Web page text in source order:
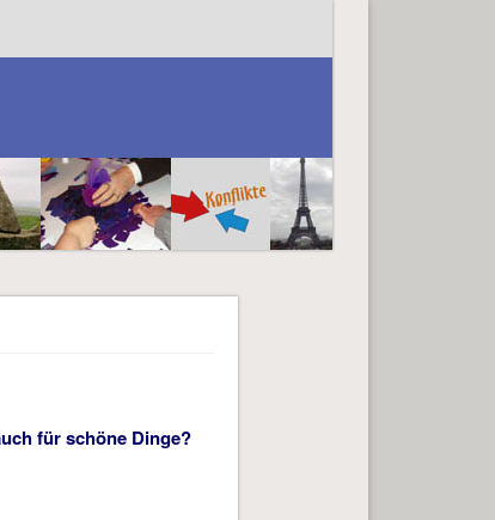
für schöne Dinge?